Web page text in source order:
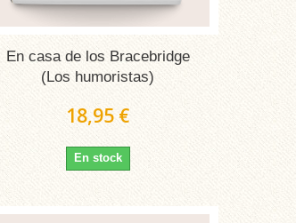
En casa de los Bracebridge
(Los humoristas)
18,95 €
En stock